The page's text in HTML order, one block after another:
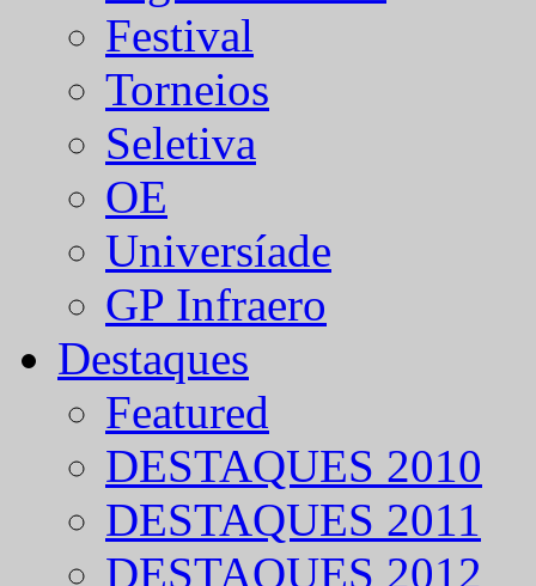
Festival
Torneios
Seletiva
OE
Universíade
GP Infraero
Destaques
Featured
DESTAQUES 2010
DESTAQUES 2011
DESTAQUES 2012